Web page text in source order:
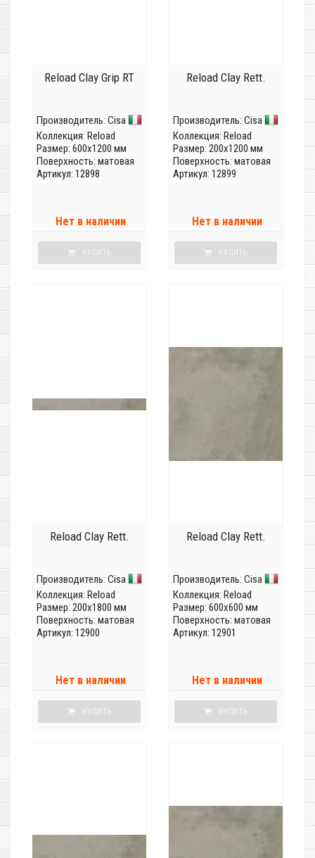
Reload Clay Grip RT
Производитель: Cisa
Коллекция: Reload
Размер: 600x1200 мм
Поверхность: матовая
Артикул: 12898
Нет в наличии
КУПИТЬ
Reload Clay Rett.
Производитель: Cisa
Коллекция: Reload
Размер: 200x1200 мм
Поверхность: матовая
Артикул: 12899
Нет в наличии
КУПИТЬ
Reload Clay Rett.
Производитель: Cisa
Коллекция: Reload
Размер: 200x1800 мм
Поверхность: матовая
Артикул: 12900
Нет в наличии
КУПИТЬ
Reload Clay Rett.
Производитель: Cisa
Коллекция: Reload
Размер: 600x600 мм
Поверхность: матовая
Артикул: 12901
Нет в наличии
КУПИТЬ